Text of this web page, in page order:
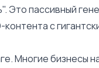
Это пассивный
с
Многие бизнесы